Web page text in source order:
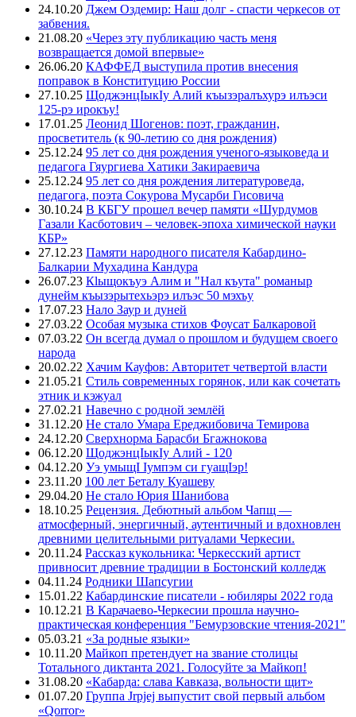
24.10.20 Джем Оздемир: Наш долг - спасти черкесов от
забвения.
21.08.20 «Через эту публикацию часть меня
возвращается домой впервые»
26.06.20 КАФФЕД выступила против внесения
поправок в Конституцию России
27.10.25 ЩоджэнцIыкIу Алий къызэралъхурэ илъэси
125-рэ ирокъу!
17.01.25 Леонид Шогенов: поэт, гражданин,
просветитель (к 90-летию со дня рождения)
25.12.24 95 лет со дня рождения ученого-языковеда и
педагога Гяургиева Хатики Закираевича
25.12.24 95 лет со дня рождения литературоведа,
педагога, поэта Сокурова Мусарби Гисовича
30.10.24 В КБГУ прошел вечер памяти «Шурдумов
Газали Касботович – человек-эпоха химической науки
КБР»
27.12.23 Памяти народного писателя Кабардино-
Балкарии Мухадина Кандура
26.07.23 Кlыщокъуэ Алим и "Нал къута" романыр
дунейм къызэрытехьэрэ илъэс 50 мэхъу
17.07.23 Нало Заур и дуней
27.03.22 Особая музыка стихов Фоусат Балкаровой
07.03.22 Он всегда думал о прошлом и будущем своего
народа
20.02.22 Хачим Кауфов: Авторитет четвертой власти
21.05.21 Стиль современных горянок, или как сочетать
этник и кэжуал
27.02.21 Навечно с родной землёй
31.12.20 Не стало Умара Ереджибовича Темирова
24.12.20 Сверхнорма Барасби Бгажнокова
06.12.20 ЩоджэнцIыкIу Алий - 120
04.12.20 Уэ умыщI Iумпэм си гуащIэр!
23.11.20 100 лет Беталу Куашеву
29.04.20 Не стало Юрия Шанибова
18.10.25 Рецензия. Дебютный альбом Чапщ —
атмосферный, энергичный, аутентичный и вдохновлен
древними целительными ритуалами Черкесии.
20.11.24 Рассказ кукольника: Черкесский артист
привносит древние традиции в Бостонский колледж
04.11.24 Родники Шапсугии
15.01.22 Кабардинские писатели - юбиляры 2022 года
10.12.21 В Карачаево-Черкесии прошла научно-
практическая конференция "Бемурзовские чтения-2021"
05.03.21 «За родные языки»
10.11.20 Майкоп претендует на звание столицы
Тотального диктанта 2021. Голосуйте за Майкоп!
31.08.20 «Кабарда: слава Кавказа, вольности щит»
01.07.20 Группа Jrpjej выпустит свой первый альбом
«Qorror»